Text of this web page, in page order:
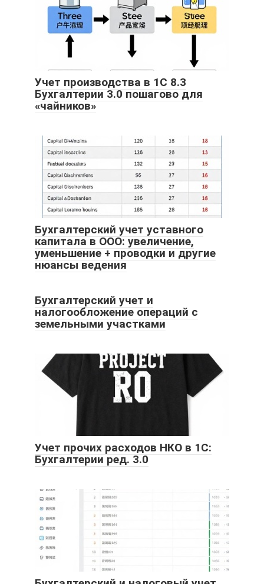
Учет производства в 1С 8.3
Бухгалтерии 3.0 пошагово для
«чайников»
Бухгалтерский учет уставного
капитала в ООО: увеличение,
уменьшение + проводки и другие
нюансы ведения
Бухгалтерский учет и
налогообложение операций с
земельными участками
Учет прочих расходов НКО в 1С:
Бухгалтерии ред. 3.0